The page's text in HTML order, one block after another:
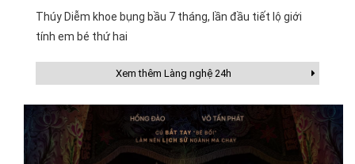
Thúy Diễm khoe bụng bầu 7 tháng, lần đầu tiết lộ giới
tính em bé thứ hai
Xem thêm Làng nghệ 24h